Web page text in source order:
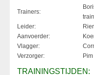
Trainers:
Leider:
Aanvoerder:
Vlagger:
Verzorger:
TRAININGSTIJDEN: